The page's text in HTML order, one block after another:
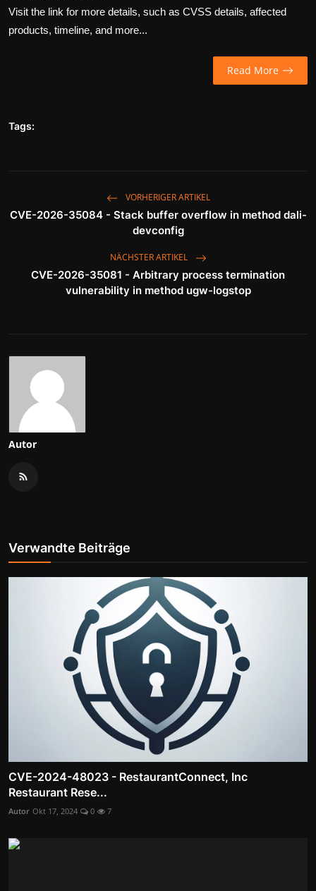
Deutsch
Visit the link for more details, such as CVSS details, affected
products, timeline, and more...
Read More
Tags:
VORHERIGER ARTIKEL
CVE-2026-35084 - Stack buffer overflow in method dali-
devconfig
NÄCHSTER ARTIKEL
CVE-2026-35081 - Arbitrary process termination
vulnerability in method ugw-logstop
Autor
Verwandte Beiträge
CVE-2024-48023 - RestaurantConnect, Inc
Restaurant Rese...
Autor Okt 17, 2024 0 7